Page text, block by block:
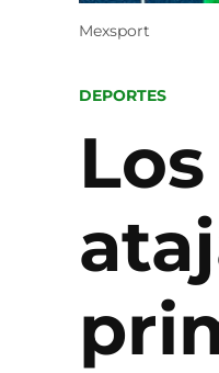
Mexsport
POSTED
DEPORTES